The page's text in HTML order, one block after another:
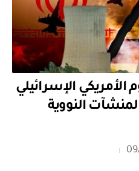
الأمريكي الإسرائيلي
النووية